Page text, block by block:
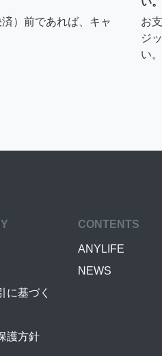
）前であれば、キャ
お
ジ
い。
に基づく
護方針
CONTENTS
ANYLIFE
NEWS